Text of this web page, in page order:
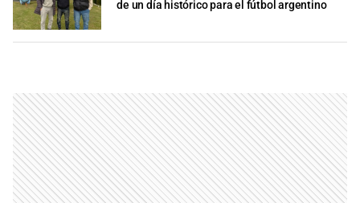
de un día histórico para el fútbol argentino